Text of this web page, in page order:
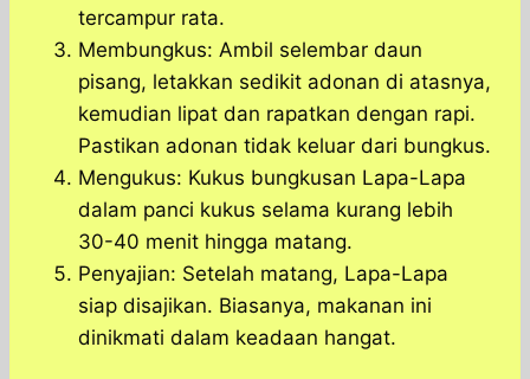
tercampur rata.
Membungkus: Ambil selembar daun
pisang, letakkan sedikit adonan di atasnya,
kemudian lipat dan rapatkan dengan rapi.
Pastikan adonan tidak keluar dari bungkus.
Mengukus: Kukus bungkusan Lapa-Lapa
dalam panci kukus selama kurang lebih
30-40 menit hingga matang.
Penyajian: Setelah matang, Lapa-Lapa
siap disajikan. Biasanya, makanan ini
dinikmati dalam keadaan hangat.